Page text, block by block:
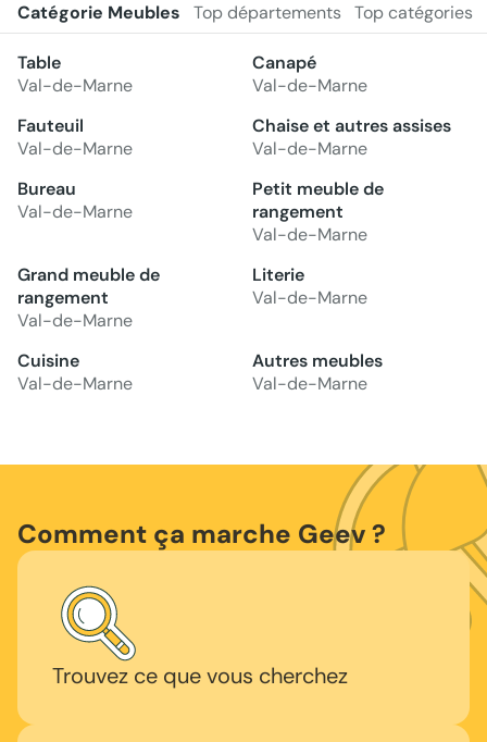
Catégorie Meubles Top départements Top catégories
Table
Val-de-Marne
Canapé
Val-de-Marne
Fauteuil
Val-de-Marne
Chaise et autres assises
Val-de-Marne
Bureau
Val-de-Marne
Petit meuble de
rangement
Val-de-Marne
Grand meuble de
rangement
Val-de-Marne
Literie
Val-de-Marne
Cuisine
Val-de-Marne
Autres meubles
Val-de-Marne
Comment ça marche Geev ?
Trouvez ce que vous cherchez